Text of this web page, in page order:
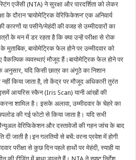
एजेंसी (NTA) ने सुरक्षा और पारदर्शिता को लेकर
के दौरान ‘बायोमेट्रिक वेरिफिकेशन’ एक अनिवार्य
कारणों या पसीने/मेहंदी की वजह से उम्मीदवारों का
के मन में डर रहता है कि क्या उन्हें परीक्षा से रोक
मुताबिक, बायोमेट्रिक फेल होने पर उम्मीदवार को
व्यवस्थाएं मौजूद हैं।बायोमेट्रिक फेल होने पर
अनुसार, यदि किसी छात्र का अंगूठे का निशान
किया जाता है, तो केंद्र पर मौजूद अधिकारी तुरंत
आयरिस स्कैन (Iris Scan) यानी आंखों की
शामिल है। इसके अलावा, उम्मीदवार के चेहरे का
की गई फोटो से किया जाता है। यदि सभी
वेरिफिकेशन और दस्तावेजों की गहन जांच के बाद
दी जाती है।इन गलतियों से बचें: वरना प्रवेश में होगी
परीक्षा से कुछ दिन पहले हाथों पर मेहंदी, स्याही या